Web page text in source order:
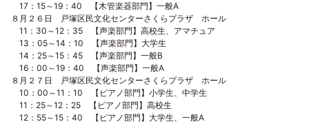
17：15～19：40 【木管楽器部門】一般A
８月２６日 戸塚区民文化センターさくらプラザ ホール
11：30～12：35 【声楽部門】高校生、アマチュア
13：05～14：10 【声楽部門】大学生
14：25～15：45 【声楽部門】一般B
16：00～19：40 【声楽部門】一般A
８月２７日 戸塚区民文化センターさくらプラザ ホール
10：00～11：10 【ピアノ部門】小学生、中学生
11：25～12：25 【ピアノ部門】高校生
12：55～15：40 【ピアノ部門】大学生、一般A